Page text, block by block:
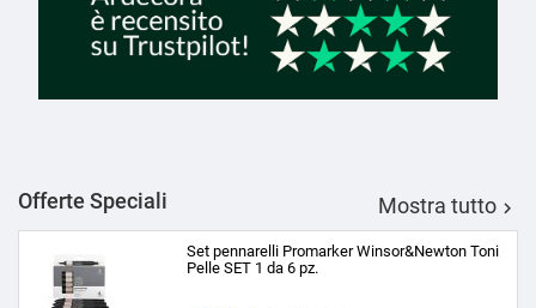
Offerte Speciali Mostra tutto 
Set pennarelli Promarker Winsor&Newton Toni
Pelle SET 1 da 6 pz.